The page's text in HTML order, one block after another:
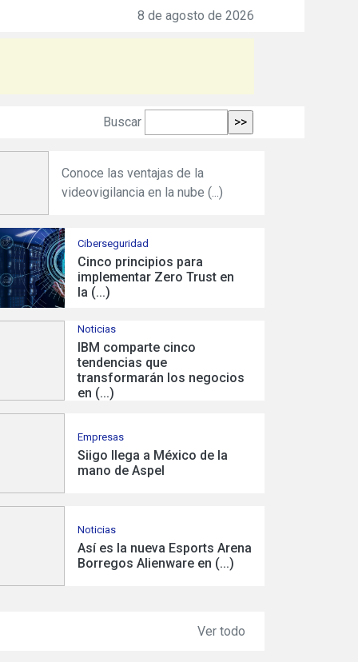
Production de Heineken8 de agosto de 2026
Buscar
Equinix acerca todo el poder de
cómputo e inteligencia (...)
suscripción
mdp
Ciberseguridad
Cinco principios para
implementar Zero Trust en
la (...)
Noticias
IBM comparte cinco
tendencias que
transformarán los negocios
en (...)
Empresas
Siigo llega a México de la
mano de Aspel
Noticias
Así es la nueva Esports Arena
Borregos Alienware en (...)
Ver todo